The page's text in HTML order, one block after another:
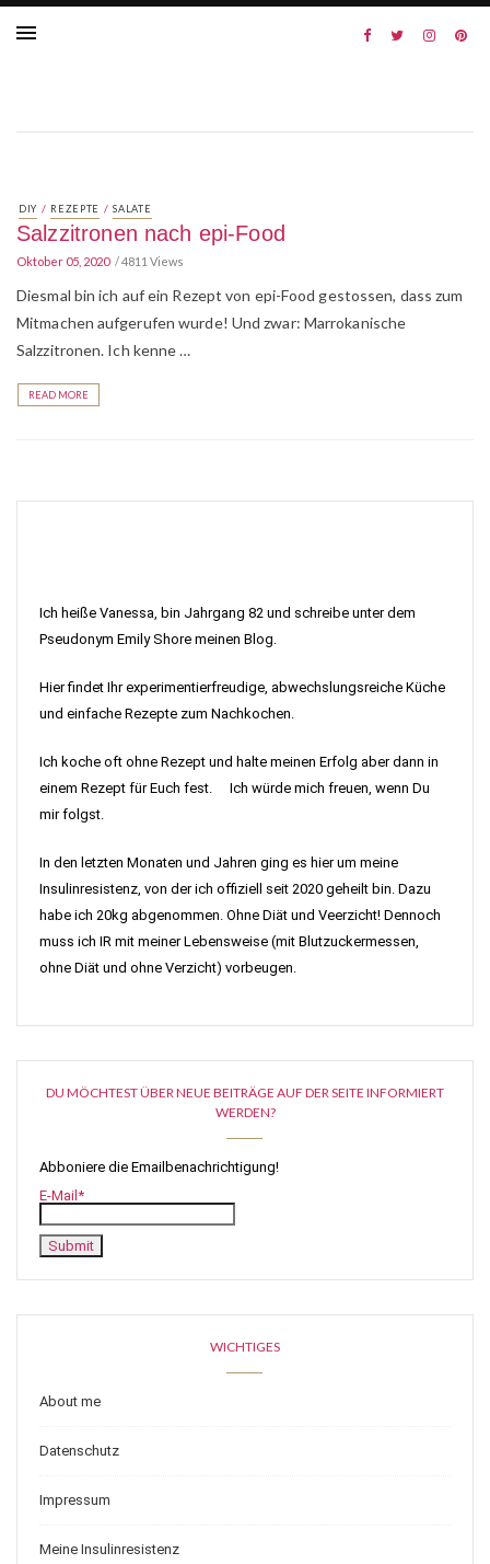
DIY / REZEPTE / SALATE
Salzzitronen nach epi-Food
Oktober 05, 2020 4811 Views
Diesmal bin ich auf ein Rezept von epi-Food gestossen, dass zum
Mitmachen aufgerufen wurde! Und zwar: Marrokanische
Salzzitronen. Ich kenne …
READ MORE
Ich heiße Vanessa, bin Jahrgang 82 und schreibe unter dem
Pseudonym Emily Shore meinen Blog.
Hier findet Ihr experimentierfreudige, abwechslungsreiche Küche
und einfache Rezepte zum Nachkochen.
Ich koche oft ohne Rezept und halte meinen Erfolg aber dann in
einem Rezept für Euch fest. Ich würde mich freuen, wenn Du
mir folgst.
In den letzten Monaten und Jahren ging es hier um meine
Insulinresistenz, von der ich offiziell seit 2020 geheilt bin. Dazu
habe ich 20kg abgenommen. Ohne Diät und Veerzicht! Dennoch
muss ich IR mit meiner Lebensweise (mit Blutzuckermessen,
ohne Diät und ohne Verzicht) vorbeugen.
DU MÖCHTEST ÜBER NEUE BEITRÄGE AUF DER SEITE INFORMIERT
WERDEN?
Abboniere die Emailbenachrichtigung!
E-Mail*
WICHTIGES
About me
Datenschutz
Impressum
Meine Insulinresistenz